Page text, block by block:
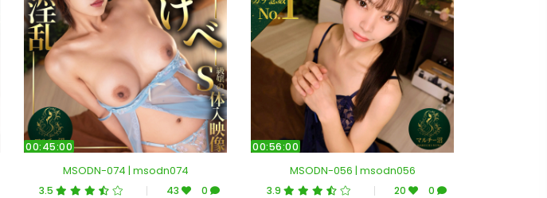
00:45:00
MSODN-074 | msodn074
3.5 43 0
00:56:00
MSODN-056 | msodn056
3.9 20 0